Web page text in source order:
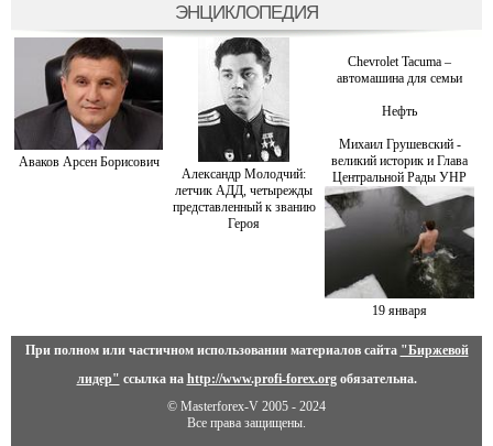
ЭНЦИКЛОПЕДИЯ
Аваков Арсен Борисович
Александр Молодчий:
летчик АДД, четырежды
представленный к званию
Героя
Chevrolet Tacuma –
автомашина для семьи
Нефть
Михаил Грушевский -
великий историк и Глава
Центральной Рады УНР
19 января
При полном или частичном использовании материалов сайта "Биржевой
лидер" ссылка на http://www.profi-forex.orgобязательна.
© Masterforex-V 2005 - 2024
Все права защищены.